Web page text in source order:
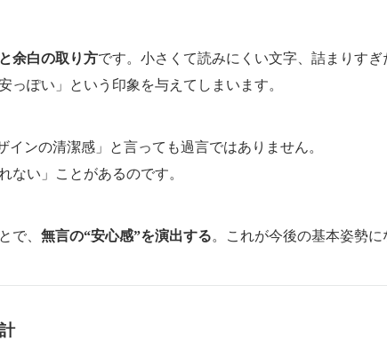
余白の取り方です。小さくて読みにくい文字、詰まりすぎ
ぽい」という印象を与えてしまいます。
ンの清潔感」と言っても過言ではありません。
ない」ことがあるのです。
で、 無言の“安心感”を演出する。これが今後の基本姿勢に